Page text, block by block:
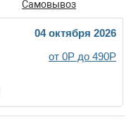
Самовывоз
04 октября 2026
от 0Р до 490Р